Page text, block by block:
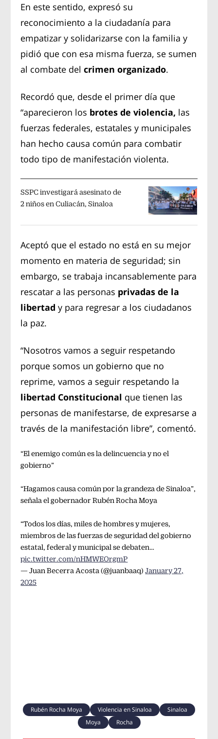
En este sentido, expresó su
reconocimiento a la ciudadanía para
empatizar y solidarizarse con la familia y
pidió que con esa misma fuerza, se sumen
al combate delcrimen organizado.
Recordó que, desde el primer día que
“aparecieron los brotes de violencia, las
fuerzas federales, estatales y municipales
han hecho causa común para combatir
todo tipo de manifestación violenta.
SSPC investigará asesinato de
2 niños en Culiacán, Sinaloa
Aceptó que el estado no está en su mejor
momento en materia de seguridad; sin
embargo, se trabaja incansablemente para
rescatar a las personas privadas de la
libertad y para regresar a los ciudadanos
la paz.
“Nosotros vamos a seguir respetando
porque somos un gobierno que no
reprime, vamos a seguir respetando la
libertad Constitucional que tienen las
personas de manifestarse, de expresarse a
través de la manifestación libre”, comentó.
“El enemigo común es la delincuencia y no el
gobierno”
“Hagamos causa común por la grandeza de Sinaloa”,
señala el gobernador Rubén Rocha Moya
“Todos los días, miles de hombres y mujeres,
miembros de las fuerzas de seguridad del gobierno
estatal, federal y municipal se debaten…
pic.twitter.com/nHMWEOrgmP
— Juan Becerra Acosta (@juanbaaq)January 27,
2025
Rubén Rocha Moya Violencia en Sinaloa
Sinaloa
Moya
Rocha